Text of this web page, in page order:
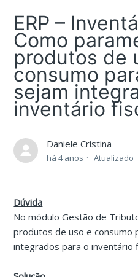
ERP –
Como
produtos de
consumo
sejam
inventário
Daniele Cristina
há 4 anos Atualizado
Dúvida
No módulo Gestão de
produtos de uso e consumo
integrados para o inventário